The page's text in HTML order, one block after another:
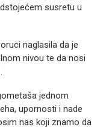
susretu u
naglasila da je
nivou te da nosi
jednom
upornosti i nade
nas koji znamo da